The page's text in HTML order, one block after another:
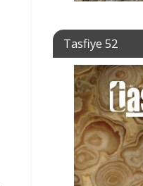
Tasfiye 52